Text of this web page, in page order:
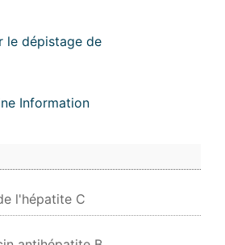
le dépistage de
Information
l'hépatite C